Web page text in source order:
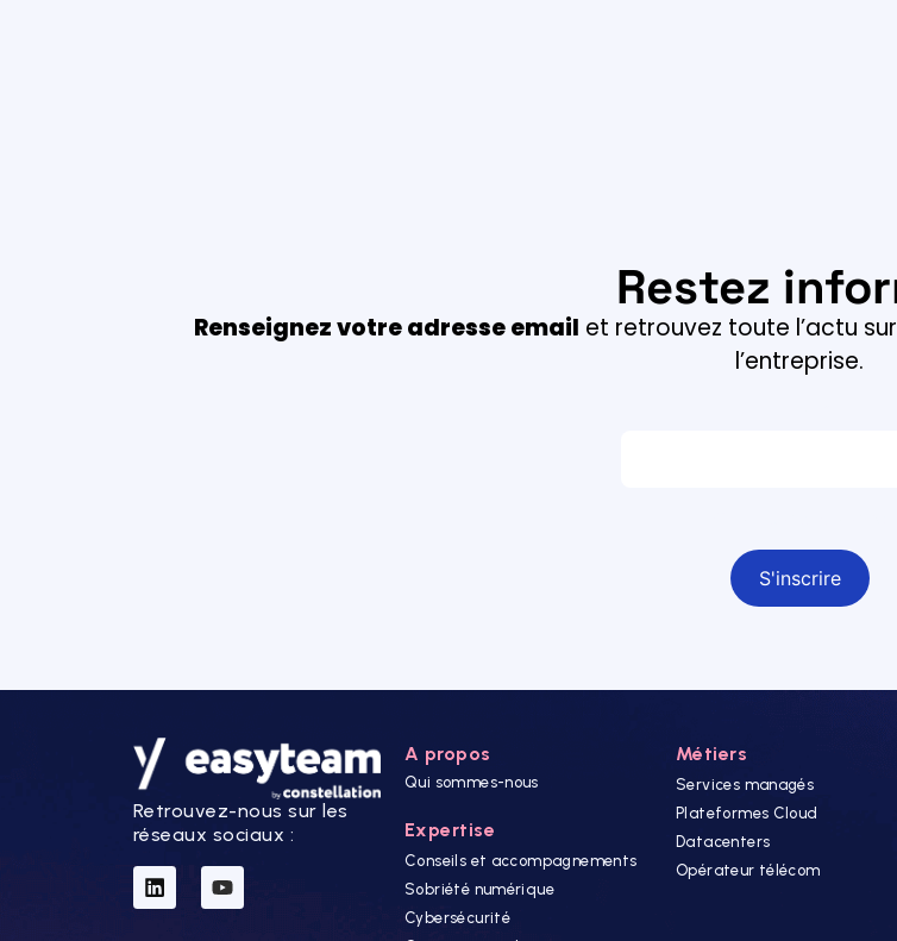
Restez
Renseignez votre adresse email et retrouvez toute l’actu
l’entreprise.
Retrouvez-nous sur les
réseaux sociaux :
A propos
Qui sommes-nous
Expertise
Conseils et accompagnements
Sobriété numérique
Cybersécurité
Métiers
Services managés
Plateformes Cloud
Datacenters
Opérateur télécom